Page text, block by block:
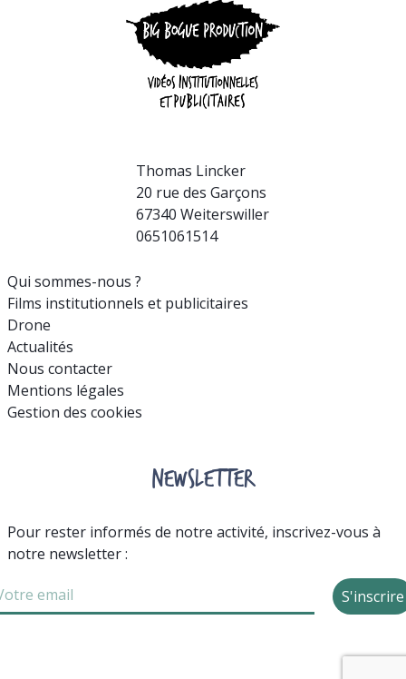
Thomas Lincker
20 rue des Garçons
67340 Weiterswiller
0651061514
Qui sommes-nous ?
Films institutionnels et publicitaires
Drone
Actualités
Nous contacter
Mentions légales
Gestion des cookies
NEWSLETTER
Pour rester informés de notre activité, inscrivez-vous à
notre newsletter :
S'inscrire